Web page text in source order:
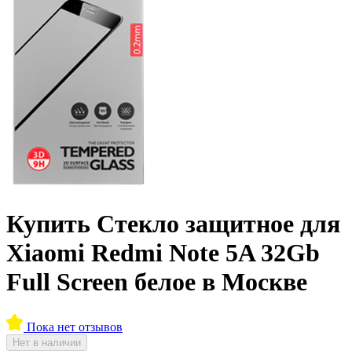
Купить Стекло защитное для
Xiaomi Redmi Note 5A 32Gb
Full Screen белое в Москве
Пока нет отзывов
Нет в наличии